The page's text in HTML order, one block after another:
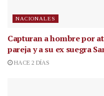
NACIONALES
Capturan a hombre por
pareja y a su ex suegra
HACE 2 DÍAS